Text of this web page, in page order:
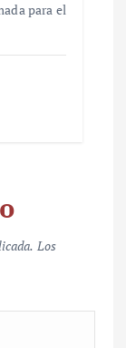
para el
Los